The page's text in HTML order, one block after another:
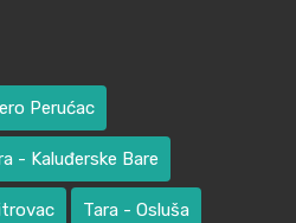
Perućac
- Kaluđerske Bare
Tara - Osluša